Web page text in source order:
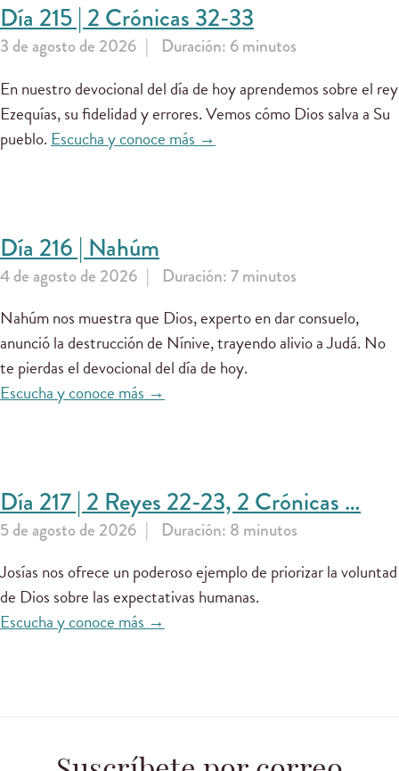
Día 215 | 2 Crónicas 32-33
3 de agosto de 2026 Duración: 6 minutos
En nuestro devocional del día de hoy aprendemos sobre el rey
Ezequías, su fidelidad y errores. Vemos cómo Dios salva a Su
pueblo. Escucha y conoce más →
Día 216 | Nahúm
4 de agosto de 2026 Duración: 7 minutos
Nahúm nos muestra que Dios, experto en dar consuelo,
anunció la destrucción de Nínive, trayendo alivio a Judá. No
te pierdas el devocional del día de hoy.
Escucha y conoce más →
Día 217 | 2 Reyes 22-23, 2 Crónicas …
5 de agosto de 2026 Duración: 8 minutos
Josías nos ofrece un poderoso ejemplo de priorizar la voluntad
de Dios sobre las expectativas humanas.
Escucha y conoce más →